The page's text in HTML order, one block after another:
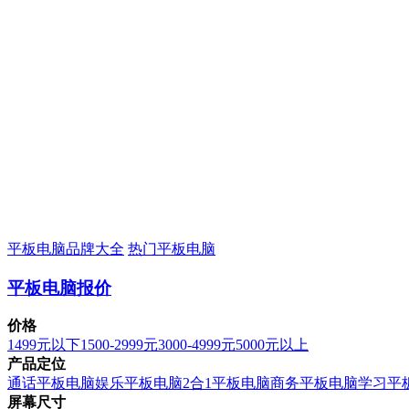
平板电脑品牌大全 热门平板电脑
平板电脑报价
价格
1499元以下1500-2999元3000-4999元5000元以上
产品定位
通话平板电脑娱乐平板电脑2合1平板电脑商务平板电脑学习平
屏幕尺寸